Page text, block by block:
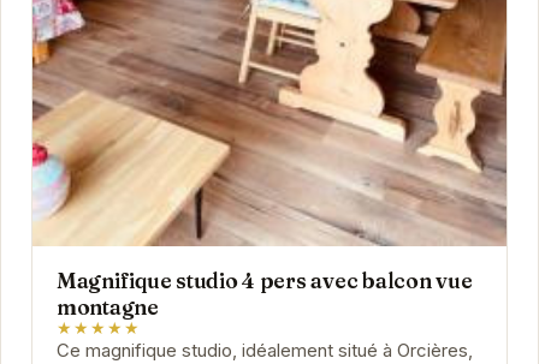
Magnifique studio 4 pers avec balcon vue
montagne
★★★★★
Ce magnifique studio, idéalement situé à Orcières,